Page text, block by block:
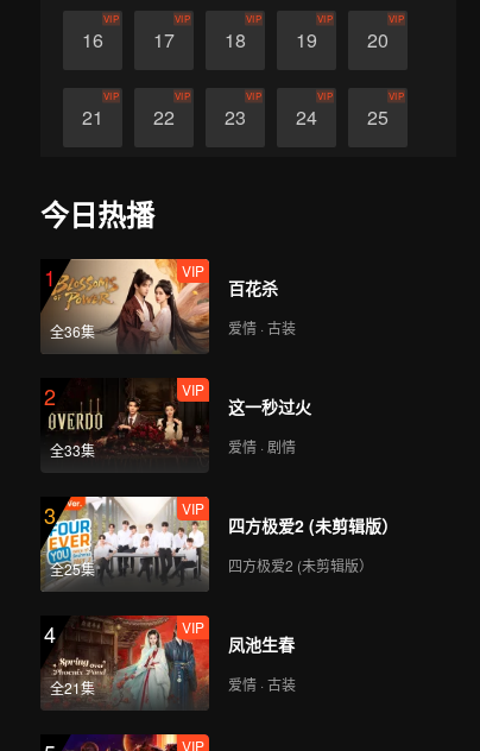
16
VIP
17
VIP
18
VIP
19
VIP
20
VIP
21
VIP
22
VIP
23
VIP
24
VIP
25
VIP
27
今日热播
1
全36集
VIP
百花杀
爱情 · 古装
2
全33集
VIP
这一秒过火
爱情 · 剧情
3
全25集
VIP
四方极爱2 (未剪辑版）
四方极爱2 (未剪辑版）
4
全21集
VIP
凤池生春
爱情 · 古装
VIP